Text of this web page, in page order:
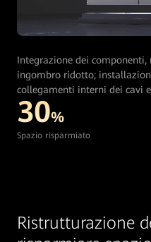
Integrazione dei
ingombro ridotto;
collegamenti interni dei cavi
30%
Spazio risparmiato
Ristrutturazione